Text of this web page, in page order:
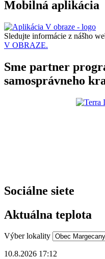
Mobilná aplikácia
Sledujte informácie z nášho
V OBRAZE.
Sme partner
samosprávneho
Sociálne siete
Aktuálna teplota
Výber lokality
10.8.2026 17:12